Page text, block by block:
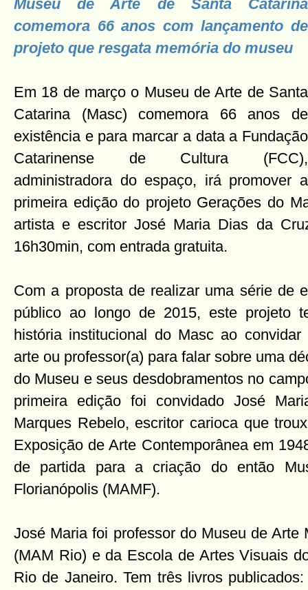
Museu de Arte de Santa Catarina
comemora 66 anos com lançamento de
projeto que resgata memória do museu
Em 18 de março o Museu de Arte de Santa
Catarina (Masc) comemora 66 anos de
existência e para marcar a data a Fundação
Catarinense de Cultura (FCC),
administradora do espaço, irá promover a
primeira edição do projeto Gerações do
artista e escritor José Maria Dias da
16h30min, com entrada gratuita.
Com a proposta de realizar uma série de
público ao longo de 2015, este projeto
história institucional do Masc ao
arte ou professor(a) para falar sobre uma
do Museu e seus desdobramentos no
primeira edição foi convidado José
Marques Rebelo, escritor carioca que
Exposição de Arte Contemporânea em
de partida para a criação do então
Florianópolis (MAMF).
José Maria foi professor do Museu de Arte
(MAM Rio) e da Escola de Artes Visuais
Rio de Janeiro. Tem três livros